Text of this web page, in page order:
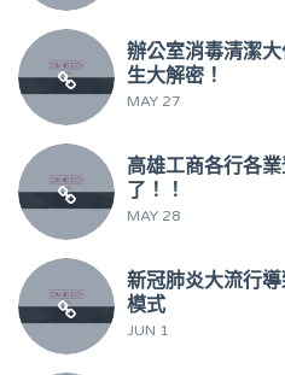
辦公室消毒清潔
生大解密！
MAY 27
高雄工商各行各
了！！
MAY 28
新冠肺炎大流行
模式
JUN 1